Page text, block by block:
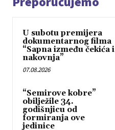
U subotu premijera
dokumentarnog filma
“Sapna između čekića i
nakovnja”
07.08.2026
“Semirove kobre”
obilježile 34.
godišnjicu od
formiranja ove
jedinice